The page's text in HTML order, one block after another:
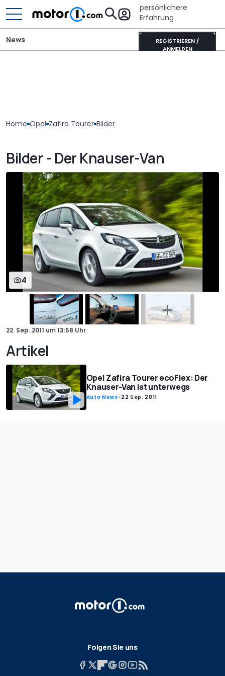
persönlichere
Erfahrung
REGISTRIEREN /
ANMELDEN
News
Home Opel Zafira Tourer Bilder
Bilder - Der Knauser-Van
4
22. Sep. 2011 um13:58 Uhr
Artikel
Opel Zafira Tourer ecoFlex: Der
Knauser-Van ist unterwegs
Auto News-22 Sep. 2011
Folgen Sie uns